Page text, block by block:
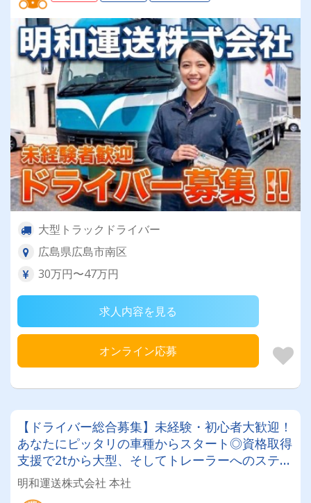
大型トラックドライバー
広島県広島市南区
30万円〜47万円
求人内容を見る
オンライン応募
【ドライバー総合募集】未経験・初心者大歓迎！
あなたにピッタリの車種からスタート◎資格取得
支援で2tから大型、そしてトレーラーへのステッ
プアップも可能！10〜30代の若手活躍中！手厚
い教育制度で「プロドライバー」に育てます！
明和運送株式会社 本社